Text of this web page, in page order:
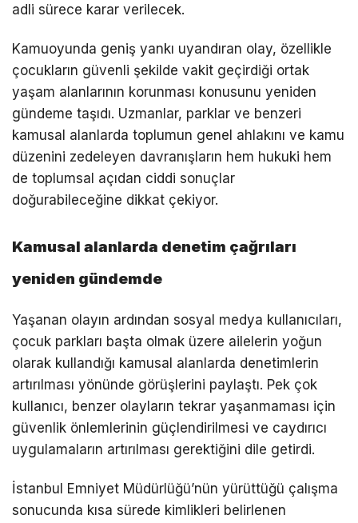
adli sürece karar verilecek.
Kamuoyunda geniş yankı uyandıran olay, özellikle
çocukların güvenli şekilde vakit geçirdiği ortak
yaşam alanlarının korunması konusunu yeniden
gündeme taşıdı. Uzmanlar, parklar ve benzeri
kamusal alanlarda toplumun genel ahlakını ve kamu
düzenini zedeleyen davranışların hem hukuki hem
de toplumsal açıdan ciddi sonuçlar
doğurabileceğine dikkat çekiyor.
Kamusal alanlarda denetim çağrıları
yeniden gündemde
Yaşanan olayın ardından sosyal medya kullanıcıları,
çocuk parkları başta olmak üzere ailelerin yoğun
olarak kullandığı kamusal alanlarda denetimlerin
artırılması yönünde görüşlerini paylaştı. Pek çok
kullanıcı, benzer olayların tekrar yaşanmaması için
güvenlik önlemlerinin güçlendirilmesi ve caydırıcı
uygulamaların artırılması gerektiğini dile getirdi.
İstanbul Emniyet Müdürlüğü’nün yürüttüğü çalışma
sonucunda kısa sürede kimlikleri belirlenen